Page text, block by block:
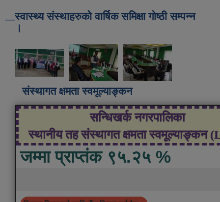
स्वास्थ्य संस्थाहरुको वार्षिक समिक्षा गोष्ठी सम्पन्न
।
संस्थागत क्षमता स्वमूल्याङ्कन
सन्धिखर्क नगरपालिका
स्थानीय तह संस्थागत क्षमता स्वमूल्याङ्कन
जम्मा प्राप्तंक ९५.२५ %